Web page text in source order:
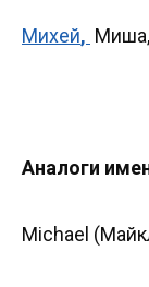
Михей,
Аналоги
Michael